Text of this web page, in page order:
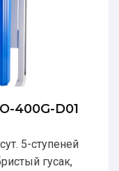
400G-D01
5-ступеней
гусак,